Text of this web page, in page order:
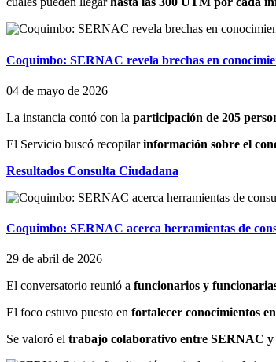
Coquimbo: SERNAC revela brechas en
04 de mayo de 2026
La instancia contó con la participación de 205
El Servicio buscó recopilarinformación sobre el
Resultados Consulta Ciudadana
Coquimbo: SERNAC acerca herramientas de
29 de abril de 2026
El conversatorio reunió a funcionarios y
El foco estuvo puesto en fortalecer conocimientos
Se valoró el trabajo colaborativo entre SERNAC